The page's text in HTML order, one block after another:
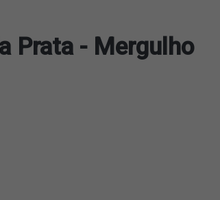
Prata - Mergulho